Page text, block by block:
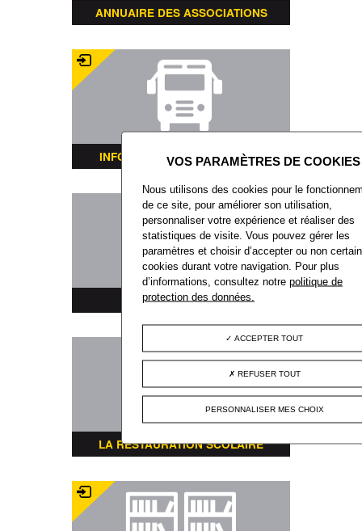
ANNUAIRE DES ASSOCIATIONS
INFORMATIONS TRANSPORTS
PLAN DE LA VILLE
LA RESTAURATION SCOLAIRE
Nous utilisons des cookies pour le
de ce site, pour améliorer son utilisation,
personnaliser votre expérience et réaliser des
statistiques de visite. Vous pouvez gérer les
paramètres et choisir d’accepter ou non
cookies durant votre navigation. Pour plus
d’informations, consultez notrepolitique de
protection des données.
ACCEPTER TOUT
REFUSER TOUT
PERSONNALISER MES CHOIX